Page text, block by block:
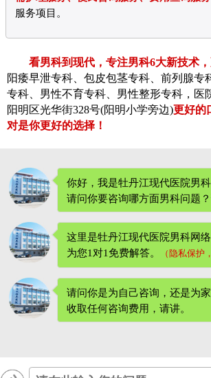
服务项目。
看男科到现代，专注男科6大新技术
阳痿早泄专科、包皮包茎专科、前列腺专
专科、男性不育专科、男性整形专科，医
阳明区光华街328号(阳明小学旁边)更好的
对是你更好的选择！
你好，我是牡丹江现代医院男
请问你要咨询哪方面男科问题
这里是牡丹江现代医院男科网
为您1对1免费解答。
（隐私保护
请问你是为自己咨询，还是为
收取任何咨询费用 ，请讲。